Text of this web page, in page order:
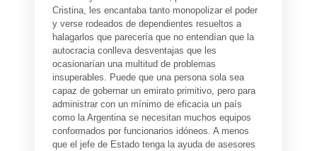
Cristina, les encantaba tanto monopolizar el poder
y verse rodeados de dependientes resueltos a
halagarlos que parecería que no entendían que la
autocracia conlleva desventajas que les
ocasionarían una multitud de problemas
insuperables. Puede que una persona sola sea
capaz de gobernar un emirato primitivo, pero para
administrar con un mínimo de eficacia un país
como la Argentina se necesitan muchos equipos
conformados por funcionarios idóneos. A menos
que el jefe de Estado tenga la ayuda de asesores